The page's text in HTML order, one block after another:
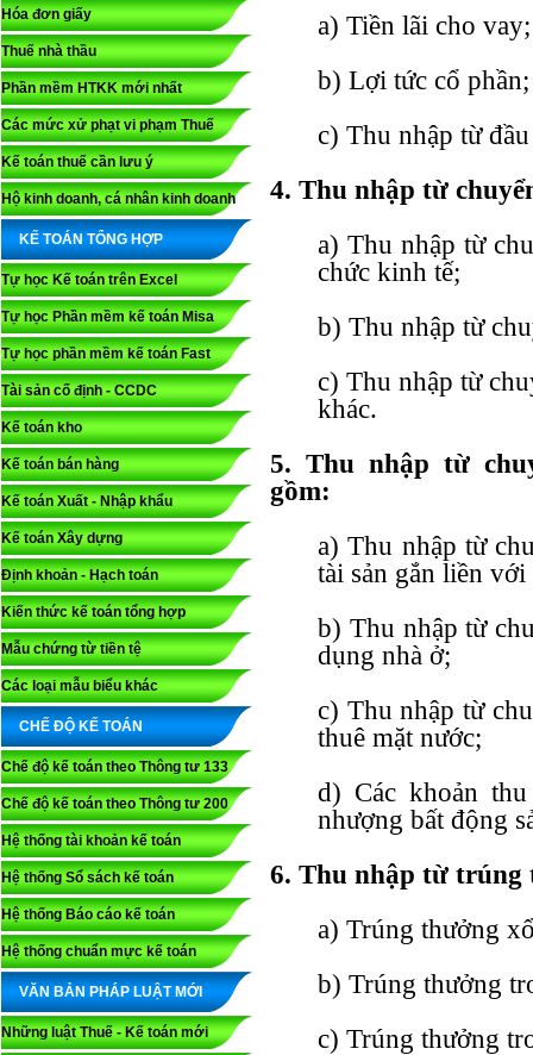
Hóa đơn giấy
Thuế nhà thầu
Phần mềm HTKK mới nhất
Các mức xử phạt vi phạm Thuế
Kế toán thuế cần lưu ý
Hộ kinh doanh, cá nhân kinh doanh
KẾ TOÁN TỔNG HỢP
Tự học Kế toán trên Excel
Tự học Phần mềm kế toán Misa
Tự học phần mềm kế toán Fast
Tài sản cố định - CCDC
Kế toán kho
Kế toán bán hàng
Kế toán Xuất - Nhập khẩu
Kế toán Xây dựng
Định khoản - Hạch toán
Kiến thức kế toán tổng hợp
Mẫu chứng từ tiền tệ
Các loại mẫu biểu khác
CHẾ ĐỘ KẾ TOÁN
Chế độ kế toán theo Thông tư 133
Chế độ kế toán theo Thông tư 200
Hệ thống tài khoản kế toán
Hệ thống Sổ sách kế toán
Hệ thống Báo cáo kế toán
Hệ thống chuẩn mực kế toán
VĂN BẢN PHÁP LUẬT MỚI
Những luật Thuế - Kế toán mới
a) Tiền lãi cho vay;
b) Lợi tức cổ phần;
c) Thu nhập từ
4. Thu nhập từ
a) Thu nhập từ
chức kinh tế;
b) Thu nhập từ
c) Thu nhập từ
khác.
5. Thu nhập từ
gồm:
a) Thu nhập từ
tài sản gắn liền với
b) Thu nhập từ
dụng nhà ở;
c) Thu nhập từ
thuê mặt nước;
d) Các khoản
nhượng bất động
6. Thu nhập từ trúng
a) Trúng thưởng
b) Trúng thưởng
c) Trúng thưởng